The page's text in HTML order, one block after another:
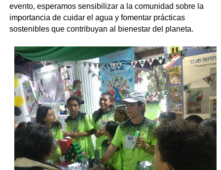
evento, esperamos sensibilizar a la comunidad sobre la
importancia de cuidar el agua y fomentar prácticas
sostenibles que contribuyan al bienestar del planeta.